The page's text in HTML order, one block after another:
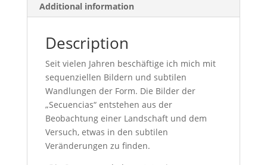
Additional information
Description
Seit vielen Jahren beschäftige ich mich mit
sequenziellen Bildern und subtilen
Wandlungen der Form. Die Bilder der
„Secuencias“ entstehen aus der
Beobachtung einer Landschaft und dem
Versuch, etwas in den subtilen
Veränderungen zu finden.